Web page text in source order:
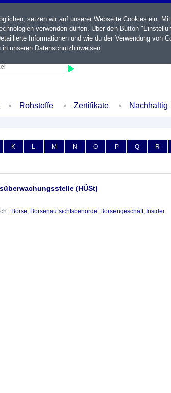
Rohstoffe Zertifikate Nachhaltig
K L M N O P Q R
(HÜSt)
Börse, Börsenaufsichtsbehörde, Börsengeschäft, Insider
setzen wir auf unserer Webseite Cookies ein.
verwenden dürfen. Über den Button
Informationen und wie du der Verwendung von
in unseren Datenschutzhinweisen.